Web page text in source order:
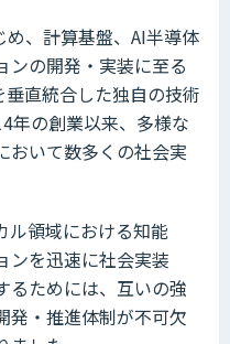
、計算基盤、AI半導体
ンの開発・実装に至る
垂直統合した独自の技術
年の創業以来、多様な
おいて数多くの社会実
ル領域における知能
ンを迅速に社会実装
るためには、互いの強
発・推進体制が不可欠